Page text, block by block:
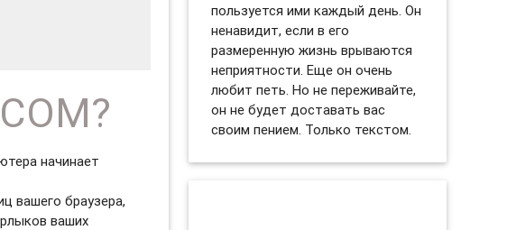
начинает
вашего браузера,
ваших
пользуется ими каждый день. Он
ненавидит, если в его
размеренную жизнь врываются
неприятности. Еще он очень
любит петь. Но не переживайте,
он не будет доставать вас
своим пением. Только текстом.